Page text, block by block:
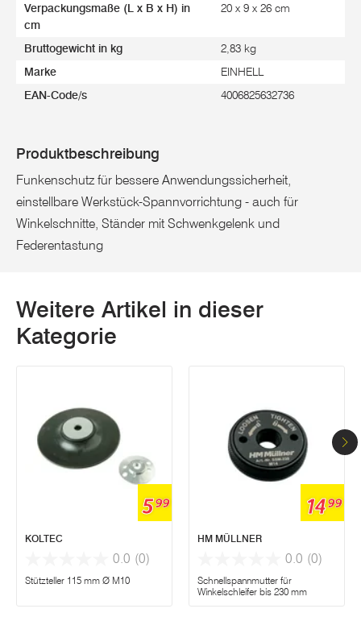
Verpackungsmaße (L x B x H) in
cm
20 x 9 x 26 cm
Bruttogewicht in kg 2,83 kg
Marke EINHELL
EAN-Code/s 4006825632736
Produktbeschreibung
Funkenschutz für bessere Anwendungssicherheit,
einstellbare Werkstück-Spannvorrichtung - auch für
Winkelschnitte, Ständer mit Schwenkgelenk und
Federentastung
Weitere Artikel in dieser
Kategorie
599
KOLTEC
0.0 (0)
Stützteller 115 mm Ø M10
1499
HM MÜLLNER
0.0 (0)
Schnellspannmutter für
Winkelschleifer bis 230 mm